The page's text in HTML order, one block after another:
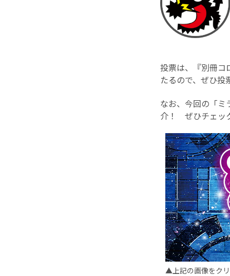
投票は、『別冊
たるので、ぜひ
なお、今回の「ミ
介！ ぜひチェッ
▲上記の画像をク